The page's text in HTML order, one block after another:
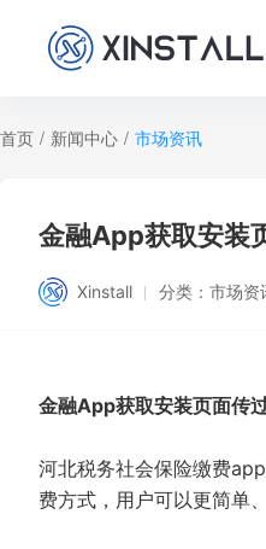
首页 / 新闻中心 / 市场资讯
金融App获取安装
Xinstall 分类： 市场资
金融App获取安装页面传
河北税务社会保险缴费
费方式，用户可以更简单